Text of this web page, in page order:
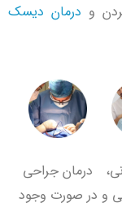
و درمان دیسک
و
درمان جراحی
در صورت وجود